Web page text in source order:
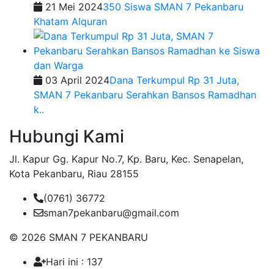
21 Mei 2024350 Siswa SMAN 7 Pekanbaru
Khatam Alquran
03 April 2024Dana Terkumpul Rp 31 Juta,
SMAN 7 Pekanbaru Serahkan Bansos Ramadhan
k..
Hubungi Kami
Jl. Kapur Gg. Kapur No.7, Kp. Baru, Kec. Senapelan,
Kota Pekanbaru, Riau 28155
(0761) 36772
sman7pekanbaru@gmail.com
© 2026 SMAN 7 PEKANBARU
Hari ini : 137